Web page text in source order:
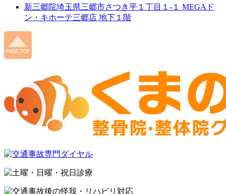
新三郷院埼玉県三郷市さつき平１丁目１-１ MEGAド
ン・キホーテ三郷店 地下１階